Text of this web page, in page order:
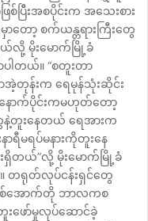
ပြီးအစပိုင်းက အသေးစား
ော့ စက်ယန္တရားကြီးတွေ
ယ်လို့ မိုးမောက်မြို့ခံ
ပါတယ်။ “စတူးတာ
အဲ့တုန်းက ရေမုန်သုံးဆိုင်း
ောက်ပိုင်းကမဟုတ်တော့
နဲ့တူးနေတယ် ရေအားက
ရီမရပ်မနားကိုတူးနေ
တယ်”လို့ မိုးမောက်မြို့ခံ
။ တရုတ်လုပ်ငန်းရှင်တွေ
နှစ်အောက်တို ဘာလကစ
းဖော်မှုလုပ်ဆောင်ခဲ့